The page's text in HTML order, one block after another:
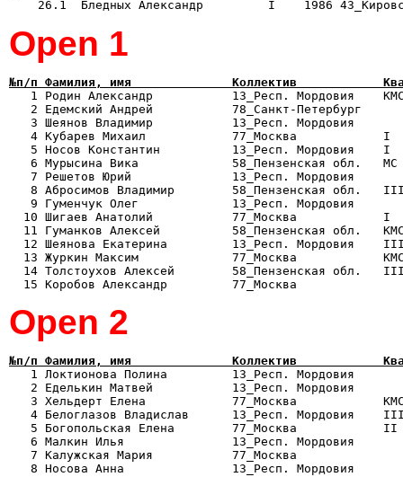
Оpen 1
№п/п Фамилия, имя              Коллектив            Квал
1 Родин Александр           13_Респ.
2 Едемский Андрей           78_Санкт-
3 Шеянов Владимир           13_Респ.
4 Кубарев Михаил            77_Москва
5 Носов Константин          13_Респ.
6 Мурысина Вика             58_Пензенская
7 Решетов Юрий              13_Респ.
8 Абросимов Владимир        58_Пензенская
9 Гуменчук Олег             13_Респ.
10 Шигаев Анатолий           77_Москва
11 Гуманков Алексей
12 Шеянова Екатерина         13_Респ.
13 Журкин Максим             77_Москва
14 Толстоухов Алексей        58_Пензенская
Оpen 2
№п/п Фамилия, имя              Коллектив            Квал
1 Локтионова Полина         13_Респ.
2 Еделькин Матвей           13_Респ.
3 Хельдерт Елена            77_Москва
4 Белоглазов Владислав      13_Респ.
5 Богопольская Елена        77_Москва
6 Малкин Илья               13_Респ.
7 Калужская Мария           77_Москва